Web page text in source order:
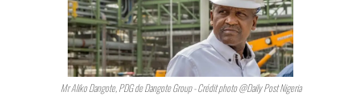
Mr Aliko Dangote, PDG de Dangote Group - Crédit photo @Daily Post Nigeria